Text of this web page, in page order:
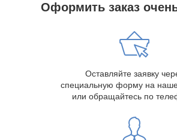
Оформить заказ
Оставляйте заявку
специальную форму на
или обращайтесь по